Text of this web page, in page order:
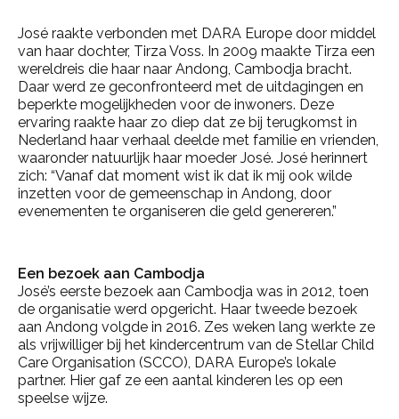
José raakte verbonden met DARA Europe door middel
van haar dochter, Tirza Voss. In 2009 maakte Tirza een
wereldreis die haar naar Andong, Cambodja bracht.
Daar werd ze geconfronteerd met de uitdagingen en
beperkte mogelijkheden voor de inwoners. Deze
ervaring raakte haar zo diep dat ze bij terugkomst in
Nederland haar verhaal deelde met familie en vrienden,
waaronder natuurlijk haar moeder José. José herinnert
zich: “Vanaf dat moment wist ik dat ik mij ook wilde
inzetten voor de gemeenschap in Andong, door
evenementen te organiseren die geld genereren.”
Een bezoek aan Cambodja
José’s eerste bezoek aan Cambodja was in 2012, toen
de organisatie werd opgericht. Haar tweede bezoek
aan Andong volgde in 2016. Zes weken lang werkte ze
als vrijwilliger bij het kindercentrum van de Stellar Child
Care Organisation (SCCO), DARA Europe’s lokale
partner. Hier gaf ze een aantal kinderen les op een
speelse wijze.